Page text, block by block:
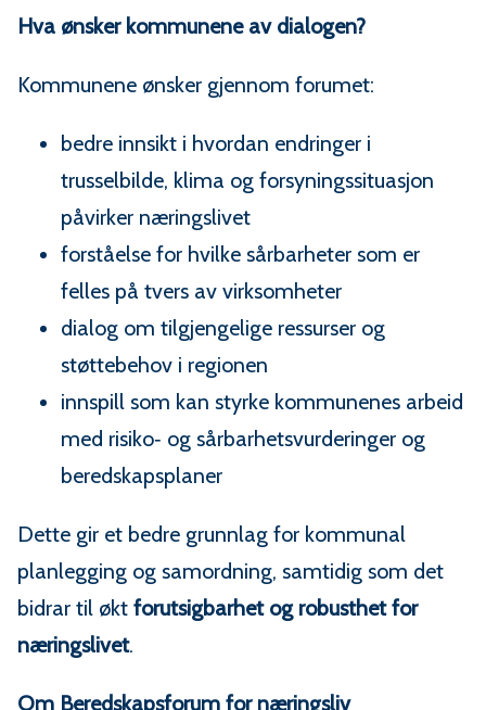
Hva ønsker kommunene av dialogen?
Kommunene ønsker gjennom forumet:
bedre innsikt i hvordan endringer i
trusselbilde, klima og forsyningssituasjon
påvirker næringslivet
forståelse for hvilke sårbarheter som er
felles på tvers av virksomheter
dialog om tilgjengelige ressurser og
støttebehov i regionen
innspill som kan styrke kommunenes arbeid
med risiko‑ og sårbarhetsvurderinger og
beredskapsplaner
Dette gir et bedre grunnlag for kommunal
planlegging og samordning, samtidig som det
bidrar til økt forutsigbarhet og robusthet for
næringslivet.
Om Beredskapsforum for næringsliv